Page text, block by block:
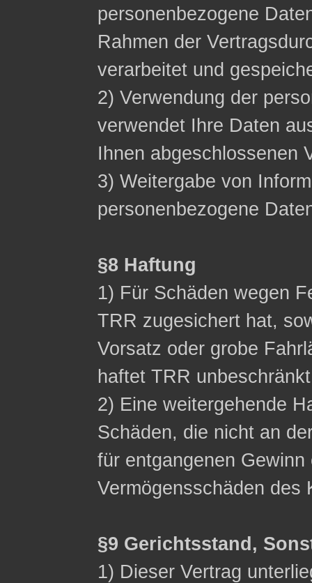
personenbezogene
Rahmen der
verarbeitet und
2) Verwendung der
verwendet Ihre Daten
Ihnen abgeschlossenen
3) Weitergabe von
personenbezogene
§8 Haftung
1) Für Schäden wegen
TRR zugesichert hat,
Vorsatz oder grobe
haftet TRR
2) Eine weitergehende
Schäden, die nicht an
für entgangenen Gewinn
Vermögensschäden des
§9 Gerichtsstand,
1) Dieser Vertrag